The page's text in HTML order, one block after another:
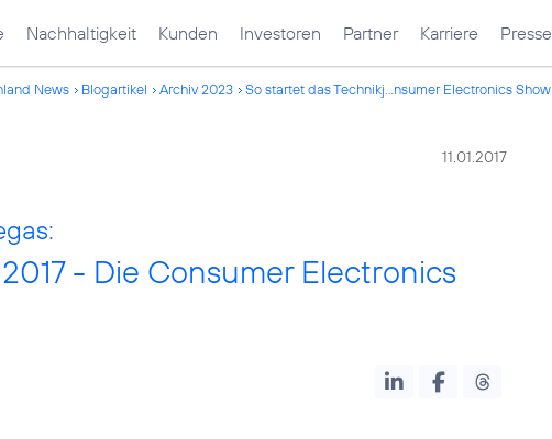
Nachhaltigkeit Kunden Investoren Partner Karriere Presse
News Blogartikel Archiv 2023 So startet das Technikj...nsumer Electronics Show
11.01.2017
- Die Consumer Electronics